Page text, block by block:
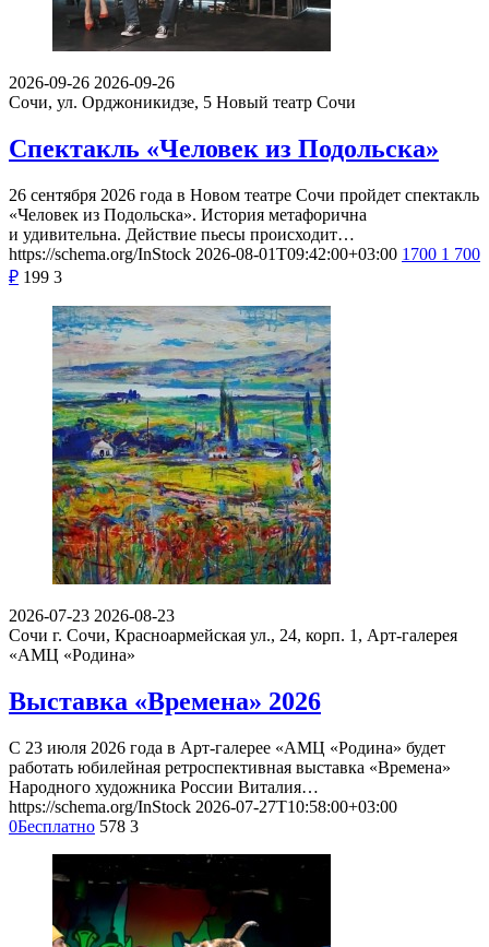
2026-09-26 2026-09-26
Сочи, ул. Орджоникидзе, 5 Новый театр Сочи
Спектакль «Человек из Подольска»
26 сентября 2026 года в Новом театре Сочи пройдет спектакль
«Человек из Подольска». История метафорична
и удивительна. Действие пьесы происходит…
https://schema.org/InStock 2026-08-01T09:42:00+03:00 1700 1 700
₽ 199 3
2026-07-23 2026-08-23
Сочи г. Сочи, Красноармейская ул., 24, корп. 1, Арт-галерея
«АМЦ «Родина»
Выставка «Времена» 2026
С 23 июля 2026 года в Арт-галерее «АМЦ «Родина» будет
работать юбилейная ретроспективная выставка «Времена»
Народного художника России Виталия…
https://schema.org/InStock 2026-07-27T10:58:00+03:00
0Бесплатно 578 3